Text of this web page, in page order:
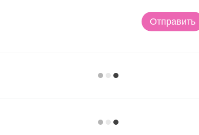
Отправить